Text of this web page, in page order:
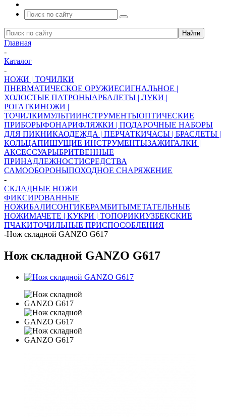
Главная
-
Каталог
-
НОЖИ | ТОЧИЛКИ
ПНЕВМАТИЧЕСКОЕ ОРУЖИЕСИГНАЛЬНОЕ |
ХОЛОСТЫЕ ПАТРОНЫАРБАЛЕТЫ | ЛУКИ |
РОГАТКИНОЖИ |
ТОЧИЛКИМУЛЬТИИНСТРУМЕНТЫОПТИЧЕСКИЕ
ПРИБОРЫФОНАРИФЛЯЖКИ | ПОДАРОЧНЫЕ НАБОРЫ
ДЛЯ ПИКНИКАОДЕЖДА | ПЕРЧАТКИЧАСЫ | БРАСЛЕТЫ |
КОЛЬЦАПИШУЩИЕ ИНСТРУМЕНТЫЗАЖИГАЛКИ |
АКСЕССУАРЫБРИТВЕННЫЕ
ПРИНАДЛЕЖНОСТИСРЕДСТВА
САМООБОРОНЫПОХОДНОЕ СНАРЯЖЕНИЕ
-
СКЛАДНЫЕ НОЖИ
ФИКСИРОВАННЫЕ
НОЖИБАЛИСОНГИКЕРАМБИТЫМЕТАТЕЛЬНЫЕ
НОЖИМАЧЕТЕ | КУКРИ | ТОПОРИКИУЗБЕКСКИЕ
ПЧАКИТОЧИЛЬНЫЕ ПРИСПОСОБЛЕНИЯ
-Нож складной GANZO G617
Нож складной GANZO G617